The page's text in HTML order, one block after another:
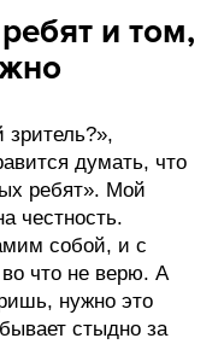
и том,
думать, что
ребят». Мой
честность.
собой, и с
что не верю. А
нужно это
стыдно за